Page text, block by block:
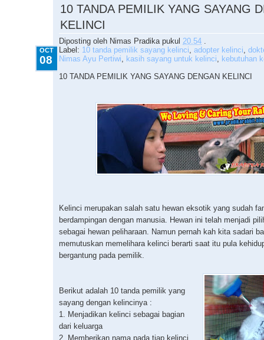
10 TANDA PEMILIK YANG SAYANG
KELINCI
Diposting oleh Nimas Pradika pukul 20.54 .
OCT
08
Label: 10 tanda pemilik sayang kelinci, adopter kelinci,
Nimas Ayu Pertiwi, kasih sayang untuk kelinci, kebutuhan
10 TANDA PEMILIK YANG SAYANG DENGAN KELINCI
Kelinci merupakan salah satu hewan eksotik yang sudah
berdampingan dengan manusia. Hewan ini telah menjadi
sebagai hewan peliharaan. Namun pernah kah kita sadari
memutuskan memelihara kelinci berarti saat itu pula
bergantung pada pemilik.
Berikut adalah 10 tanda pemilik yang
sayang dengan kelincinya :
1. Menjadikan kelinci sebagai bagian
dari keluarga
2. Memberikan nama pada tiap kelinci